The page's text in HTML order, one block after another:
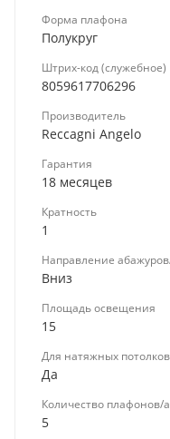
Форма плафона
Полукруг
Штрих-код (служебное)
8059617706296
Производитель
Reccagni Angelo
Гарантия
18 месяцев
Кратность
1
Направление
Вниз
Площадь освещения
15
Для натяжных потолков
Да
Количество плафонов/
5